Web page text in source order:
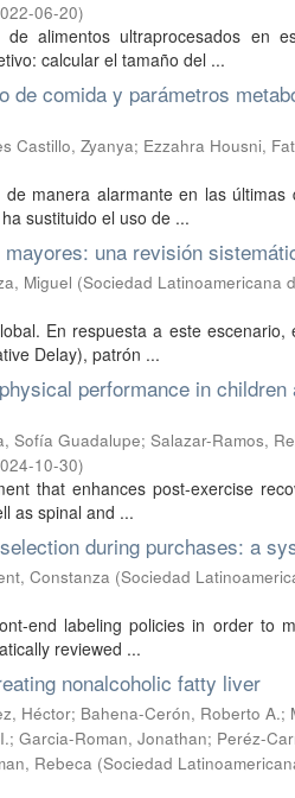
06-20)
alimentos ultraprocesados en
calcular el tamaño del ...
de comida y parámetros
Castillo, Zyanya; Ezzahra Housni,
manera alarmante en las
sustituido el uso de ...
una revisión
Miguel (Sociedad Latinoamericana
En respuesta a este escenario,
Delay), patrón ...
performance in
Sofía Guadalupe; Salazar-Ramos,
10-30)
that enhances post-exercise
as spinal and ...
during purchases: a
Constanza (Sociedad
end labeling policies in order to
reviewed ...
nonalcoholic fatty liver
Héctor; Bahena-Cerón, Roberto A.;
; Garcia-Roman, Jonathan; Peréz-
Rebeca (Sociedad